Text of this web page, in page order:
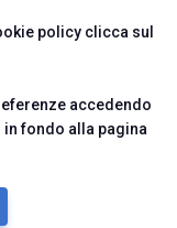
policy clicca sul
accedendo
in fondo alla pagina
155, 47921 Rimini
- Cap. Soc.